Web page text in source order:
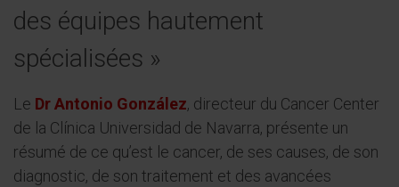
des équipes hautement
spécialisées »
Le Dr Antonio González, directeur du Cancer Center
de la Clínica Universidad de Navarra, présente un
résumé de ce qu’est le cancer, de ses causes, de son
diagnostic, de son traitement et des avancées